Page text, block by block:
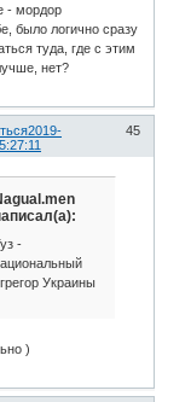
- мордор
было логично сразу
туда, где с этим
нет?
45
2019-
-
Украины
)